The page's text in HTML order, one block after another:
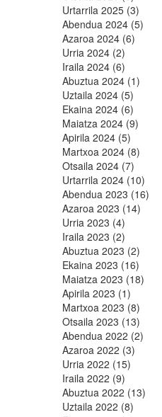
Urtarrila 2025 (3)
Abendua 2024 (5)
Azaroa 2024 (6)
Urria 2024 (2)
Iraila 2024 (6)
Abuztua 2024 (1)
Uztaila 2024 (5)
Ekaina 2024 (6)
Maiatza 2024 (9)
Apirila 2024 (5)
Martxoa 2024 (8)
Otsaila 2024 (7)
Urtarrila 2024 (10)
Abendua 2023 (16)
Azaroa 2023 (14)
Urria 2023 (4)
Iraila 2023 (2)
Abuztua 2023 (2)
Ekaina 2023 (16)
Maiatza 2023 (18)
Apirila 2023 (1)
Martxoa 2023 (8)
Otsaila 2023 (13)
Abendua 2022 (2)
Azaroa 2022 (3)
Urria 2022 (15)
Iraila 2022 (9)
Abuztua 2022 (13)
Uztaila 2022 (8)